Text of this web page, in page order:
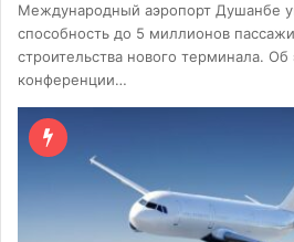
Международный аэропорт Душанбе
способность до 5 миллионов
строительства нового терминала.
конференции…